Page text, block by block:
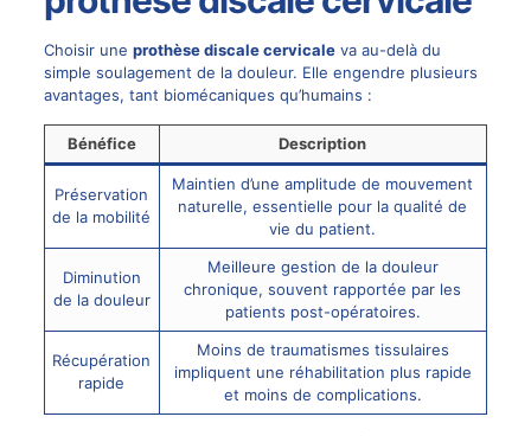
Choisir une prothèse discale cervicaleva au-delà du
simple soulagement de la douleur. Elle engendre plusieurs
avantages, tant biomécaniques qu’humains :
Bénéfice Description
Préservation
de la mobilité
Maintien d’une amplitude de mouvement
naturelle, essentielle pour la qualité de
vie du patient.
Diminution
de la douleur
Meilleure gestion de la douleur
chronique, souvent rapportée par les
patients post-opératoires.
Récupération
rapide
Moins de traumatismes tissulaires
impliquent une réhabilitation plus rapide
et moins de complications.